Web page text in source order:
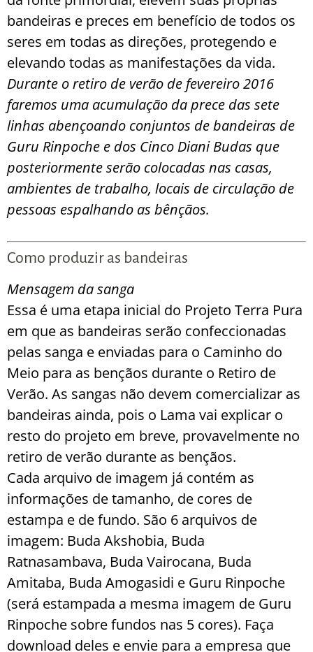
bandeiras e preces em benefício de todos os
seres em todas as direções, protegendo e
elevando todas as manifestações da vida.
Durante o retiro de verão de fevereiro 2016
faremos uma acumulação da prece das sete
linhas abençoando conjuntos de bandeiras de
Guru Rinpoche e dos Cinco Diani Budas que
posteriormente serão colocadas nas casas,
ambientes de trabalho, locais de circulação de
pessoas espalhando as bênçãos.
Como produzir as bandeiras
Mensagem da sanga
Essa é uma etapa inicial do Projeto Terra Pura
em que as bandeiras serão confeccionadas
pelas sanga e enviadas para o Caminho do
Meio para as bençãos durante o Retiro de
Verão. As sangas não devem comercializar as
bandeiras ainda, pois o Lama vai explicar o
resto do projeto em breve, provavelmente no
retiro de verão durante as bençãos.
Cada arquivo de imagem já contém as
informações de tamanho, de cores de
estampa e de fundo. São 6 arquivos de
imagem: Buda Akshobia, Buda
Ratnasambava, Buda Vairocana, Buda
Amitaba, Buda Amogasidi e Guru Rinpoche
(será estampada a mesma imagem de Guru
Rinpoche sobre fundos nas 5 cores). Faça
download deles e envie para a empresa que